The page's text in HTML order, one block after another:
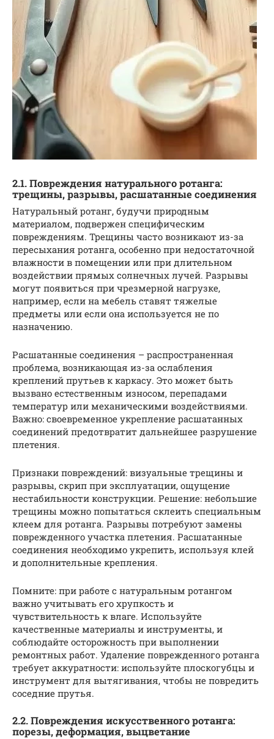
2.1. Повреждения натурального ротанга:
трещины, разрывы, расшатанные соединения
Натуральный ротанг, будучи природным
материалом, подвержен специфическим
повреждениям. Трещины часто возникают из-за
пересыхания ротанга, особенно при недостаточной
влажности в помещении или при длительном
воздействии прямых солнечных лучей. Разрывы
могут появиться при чрезмерной нагрузке,
например, если на мебель ставят тяжелые
предметы или если она используется не по
назначению.
Расшатанные соединения – распространенная
проблема, возникающая из-за ослабления
креплений прутьев к каркасу. Это может быть
вызвано естественным износом, перепадами
температур или механическими воздействиями.
Важно: своевременное укрепление расшатанных
соединений предотвратит дальнейшее разрушение
плетения.
Признаки повреждений: визуальные трещины и
разрывы, скрип при эксплуатации, ощущение
нестабильности конструкции. Решение: небольшие
трещины можно попытаться склеить специальным
клеем для ротанга. Разрывы потребуют замены
поврежденного участка плетения. Расшатанные
соединения необходимо укрепить, используя клей
и дополнительные крепления.
Помните: при работе с натуральным ротангом
важно учитывать его хрупкость и
чувствительность к влаге. Используйте
качественные материалы и инструменты, и
соблюдайте осторожность при выполнении
ремонтных работ. Удаление поврежденного ротанга
требует аккуратности: используйте плоскогубцы и
инструмент для вытягивания, чтобы не повредить
соседние прутья.
2.2. Повреждения искусственного ротанга:
порезы, деформация, выцветание